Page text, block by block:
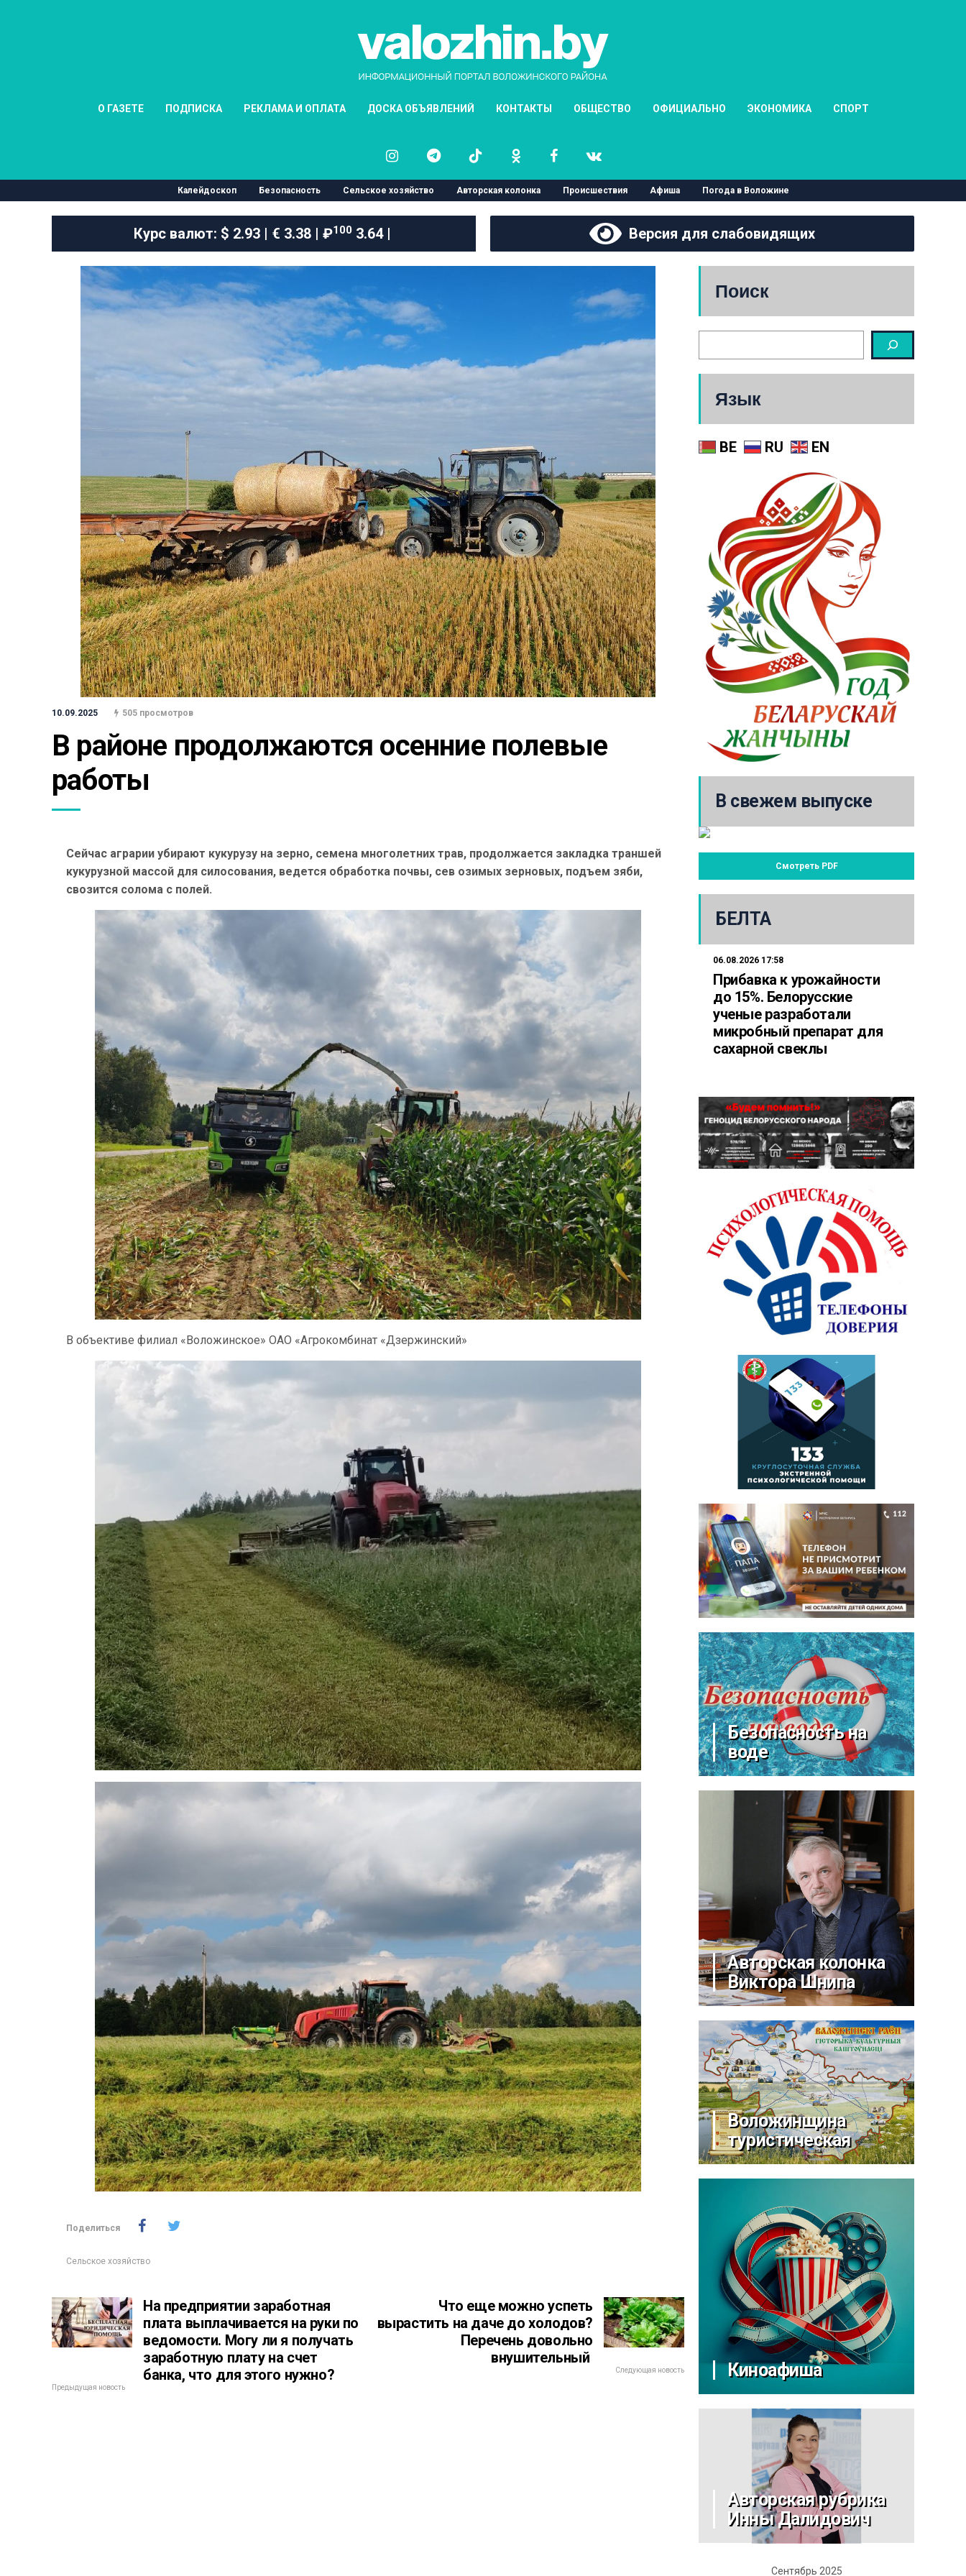
О ГАЗЕТЕ ПОДПИСКА РЕКЛАМА И ОПЛАТА ДОСКА ОБЪЯВЛЕНИЙ КОНТАКТЫ ОБЩЕСТВО ОФИЦИАЛЬНО ЭКОНОМИКА СПОРТ
Калейдоскоп Безопасность Сельское хозяйство Авторская колонка Происшествия Афиша Погода в Воложине
Курс валют: $ 2.93 | € 3.38 | ₽1003.64 | Версия для слабовидящих
10.09.2025 505 просмотров
В районе продолжаются осенние полевые
работы
Сейчас аграрии убирают кукурузу на зерно, семена многолетних трав, продолжается закладка траншей
кукурузной массой для силосования, ведется обработка почвы, сев озимых зерновых, подъем зяби,
свозится солома с полей.
В объективе филиал «Воложинское» ОАО «Агрокомбинат «Дзержинский»
Поделиться
Сельское хозяйство
На предприятии заработная
плата выплачивается на руки по
ведомости. Могу ли я получать
заработную плату на счет
банка, что для этого нужно?
Предыдущая новость
Что еще можно успеть
вырастить на даче до холодов?
Перечень довольно
внушительный
Следующая новость
Поиск
Язык
BE RU EN
В свежем выпуске
Смотреть PDF
БЕЛТА
06.08.2026 17:58
Прибавка к урожайности
до 15%. Белорусские
ученые разработали
микробный препарат для
сахарной свеклы
Безопасность на
воде
Авторская колонка
Виктора Шнипа
Воложинщина
туристическая
Киноафиша
Авторская рубрика
Инны Далидович
Сентябрь 2025